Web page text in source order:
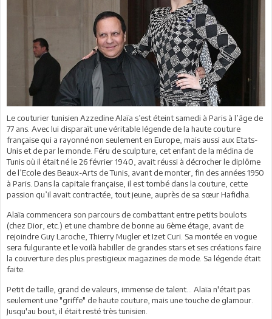
Le couturier tunisien Azzedine Alaïa s’est éteint samedi à Paris à l’âge de
77 ans. Avec lui disparaît une véritable légende de la haute couture
française qui a rayonné non seulement en Europe, mais aussi aux Etats-
Unis et de par le monde. Féru de sculpture, cet enfant de la médina de
Tunis où il était né le 26 février 1940, avait réussi à décrocher le diplôme
de l’Ecole des Beaux-Arts de Tunis, avant de monter, fin des années 1950
à Paris. Dans la capitale française, il est tombé dans la couture, cette
passion qu’il avait contractée, tout jeune, auprès de sa sœur Hafidha.
Alaïa commencera son parcours de combattant entre petits boulots
(chez Dior, etc.) et une chambre de bonne au 6ème étage, avant de
rejoindre Guy Laroche, Thierry Mugler et Izet Curi. Sa montée en vogue
sera fulgurante et le voilà habiller de grandes stars et ses créations faire
la couverture des plus prestigieux magazines de mode. Sa légende était
faite.
Petit de taille, grand de valeurs, immense de talent... Alaïa n'était pas
seulement une "griffe" de haute couture, mais une touche de glamour.
Jusqu'au bout, il était resté très tunisien.